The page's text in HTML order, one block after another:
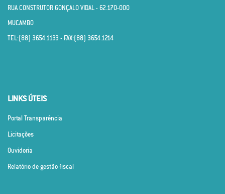
RUA CONSTRUTOR GONÇALO VIDAL - 62.170­-000
MUCAMBO
TEL:(88) 3654.1133 - FAX:(88) 3654.1214
LINKS ÚTEIS
Portal Transparência
Licitações
Ouvidoria
Relatório de gestão fiscal